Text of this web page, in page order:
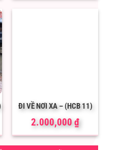
ĐI VỀ NƠI XA – (HCB 11)
2.000,000₫